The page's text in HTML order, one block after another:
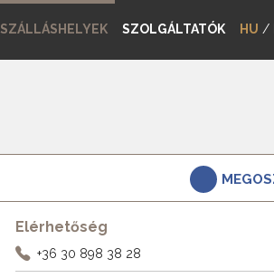
SZÁLLÁSHELYEK SZOLGÁLTATÓK HU /
Elérhetőség
+36 30 898 38 28